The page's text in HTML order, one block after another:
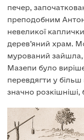
печер,
преподобним
невеликої
дерев’яний храм.
мурований зайшла,
Мазепи було
перевдягти у більш
значно розкішніші,